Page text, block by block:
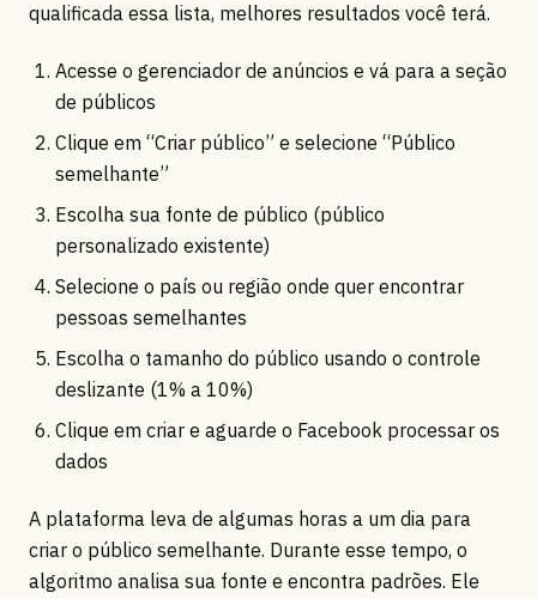
qualificada essa lista, melhores resultados você terá.
Acesse o gerenciador de anúncios e vá para a seção
de públicos
Clique em “Criar público” e selecione “Público
semelhante”
Escolha sua fonte de público (público
personalizado existente)
Selecione o país ou região onde quer encontrar
pessoas semelhantes
Escolha o tamanho do público usando o controle
deslizante (1% a 10%)
Clique em criar e aguarde o Facebook processar os
dados
A plataforma leva de algumas horas a um dia para
criar o público semelhante. Durante esse tempo, o
algoritmo analisa sua fonte e encontra padrões. Ele